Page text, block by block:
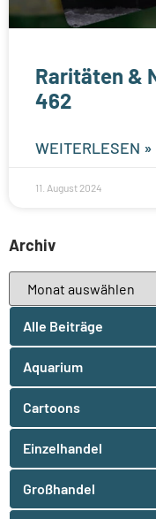
Raritäten &
462
WEITERLESEN »
11. August 2024
Archiv
Alle Beiträge
Aquarium
Cartoons
Einzelhandel
Großhandel